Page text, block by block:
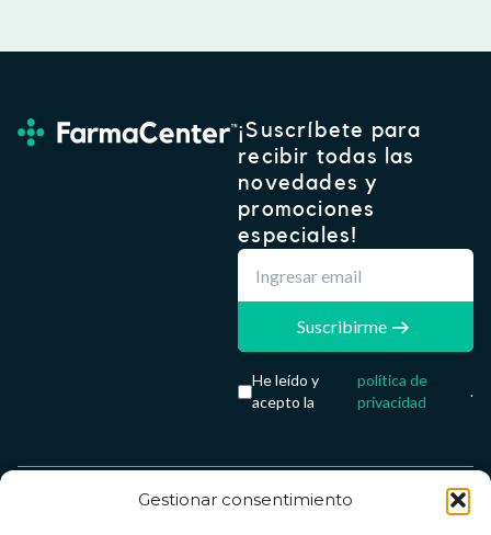
Gestionar consentimiento
¡Suscríbete para
recibir todas las
novedades y
promociones
especiales!
Suscribirme
He leído y
acepto la
política de
privacidad
.